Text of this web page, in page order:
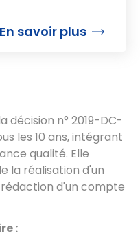
En savoir plus
décision n° 2019-DC-
les 10 ans, intégrant
qualité. Elle
la réalisation d'un
d'un compte
: